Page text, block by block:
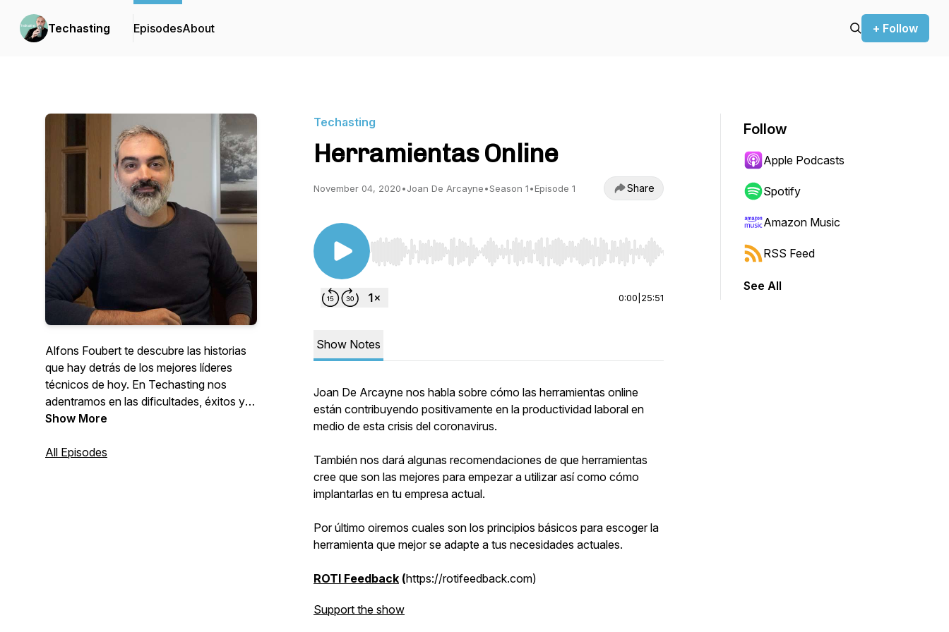
Techasting EpisodesAbout + Follow
Alfons Foubert te descubre las historias
que hay detrás de los mejores líderes
técnicos de hoy. En Techasting nos
adentramos en las dificultades, éxitos y
fracasos a los que se han enfrentado y
aprendizajes que han sacado de ellas.
Show More
All Episodes
Techasting
Herramientas Online
November 04, 2020•Joan De Arcayne•Season 1•Episode 1 Share
Use Left/Right to seek, Home/End to jump to start or end. Hold shift to jump forward or backward.
0:00 25:51
Show Notes
Joan De Arcayne nos habla sobre cómo las herramientas online
están contribuyendo positivamente en la productividad laboral en
medio de esta crisis del coronavirus.
También nos dará algunas recomendaciones de que herramientas
cree que son las mejores para empezar a utilizar así como cómo
implantarlas en tu empresa actual.
Por último oiremos cuales son los principios básicos para escoger la
herramienta que mejor se adapte a tus necesidades actuales.
ROTI Feedback (https://rotifeedback.com)
Support the show
Follow
Apple Podcasts
Spotify
Amazon Music
RSS Feed
See All